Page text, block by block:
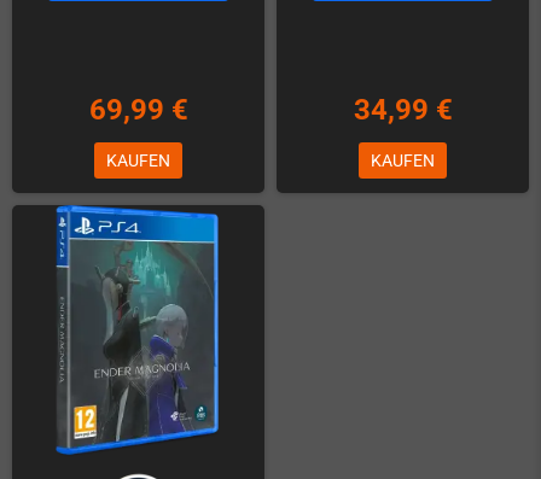
69,99 €
KAUFEN
34,99 €
KAUFEN